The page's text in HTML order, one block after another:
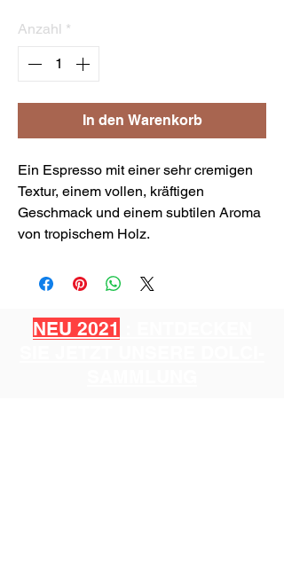
Anzahl *
In den Warenkorb
Ein Espresso mit einer sehr cremigen
Textur, einem vollen, kräftigen
Geschmack und einem subtilen Aroma
von tropischem Holz.
NEU 2021